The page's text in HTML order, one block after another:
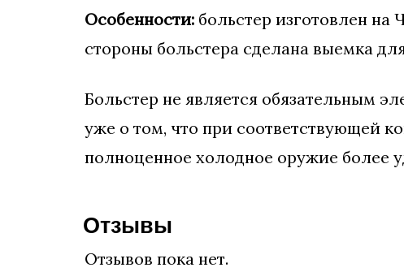
Особенности: больстер изготовлен
стороны больстера сделана выемка
Больстер не является обязательным
уже о том, что при соответствующей
полноценное холодное оружие более
Отзывы
Отзывов пока нет.